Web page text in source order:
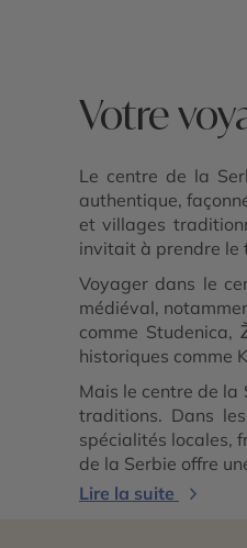
Votre
Le centre de la
authentique,
et villages
invitait à prendre le
Voyager dans le
médiéval,
comme Studenica,
historiques comme
Mais le centre de la
traditions. Dans
spécialités locales,
de la Serbie offre
Lire la suite